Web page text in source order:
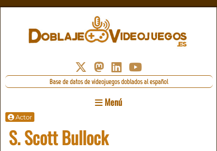
Base de datos de videojuegos doblados al español
Menú
Actor
S. Scott Bullock